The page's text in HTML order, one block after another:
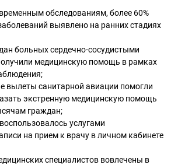
обследованиям, более 60%
выявлено на ранних стадиях
больных сердечно-сосудистыми
медицинскую помощь в рамках
вылеты санитарной авиации помогли
экстренную медицинскую помощь
граждан;
услугами
на прием к врачу в личном кабинете
специалистов вовлечены в